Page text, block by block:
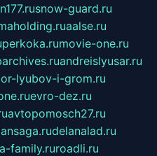
snow-guard.ru
aalse.ru
perkoka.rumovie-one.ru
andreislyusar.ru
lyubov-i-grom.ru
evro-dez.ru
avtopomosch27.ru
delanalad.ru
family.ruroadli.ru